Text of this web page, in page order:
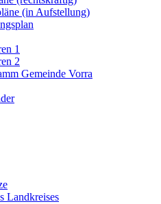
(in Aufstellung)
1
2
Gemeinde Vorra
Landkreises